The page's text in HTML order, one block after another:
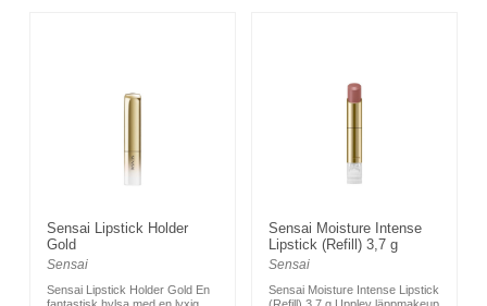
Sensai Lipstick Holder
Gold
Sensai
Sensai Lipstick Holder Gold En
fantastisk hylsa med en lyxig
Sensai Moisture Intense
Lipstick (Refill) 3,7 g
Sensai
Sensai Moisture Intense Lipstick
(Refill) 3,7 g Upplev läppmakeup